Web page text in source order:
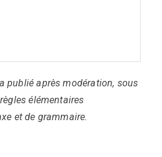
publié après modération, sous
élémentaires
et de grammaire.